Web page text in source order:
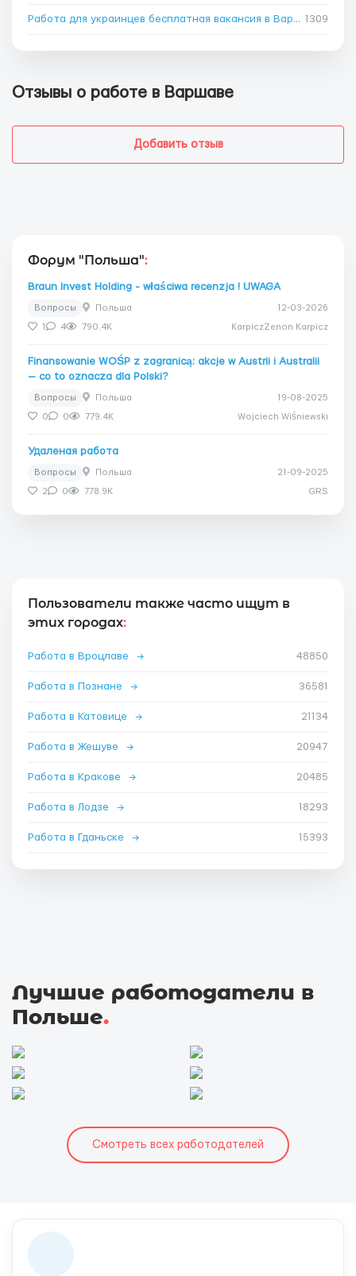
Работа для украинцев бесплатная вакансия в Варшаве 1309
Отзывы о работе в Варшаве
Добавить отзыв
Форум "Польша":
Braun Invest Holding - właściwa recenzja ! UWAGA
Вопросы Польша 12-03-2026
1 4 790.4K KarpiczZenon Karpicz
Finansowanie WOŚP z zagranicą: akcje w Austrii i Australii
— co to oznacza dla Polski?
Вопросы Польша 19-08-2025
0 0 779.4K Wojciech Wiśniewski
Удаленая работа
Вопросы Польша 21-09-2025
2 0 778.9K GRS
Пользователи также часто ищут в
этих городах:
Работа в Вроцлаве → 48850
Работа в Познане → 36581
Работа в Катовице → 21134
Работа в Жешуве → 20947
Работа в Кракове → 20485
Работа в Лодзе → 18293
Работа в Гданьске → 15393
Лучшие работодатели в
Польше.
Смотреть всех работодателей